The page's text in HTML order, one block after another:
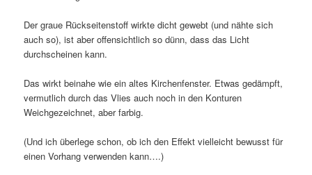
Der graue Rückseitenstoff wirkte dicht gewebt (und nähte sich
auch so), ist aber offensichtlich so dünn, dass das Licht
durchscheinen kann.
Das wirkt beinahe wie ein altes Kirchenfenster. Etwas gedämpft,
vermutlich durch das Vlies auch noch in den Konturen
Weichgezeichnet, aber farbig.
(Und ich überlege schon, ob ich den Effekt vielleicht bewusst für
einen Vorhang verwenden kann….)